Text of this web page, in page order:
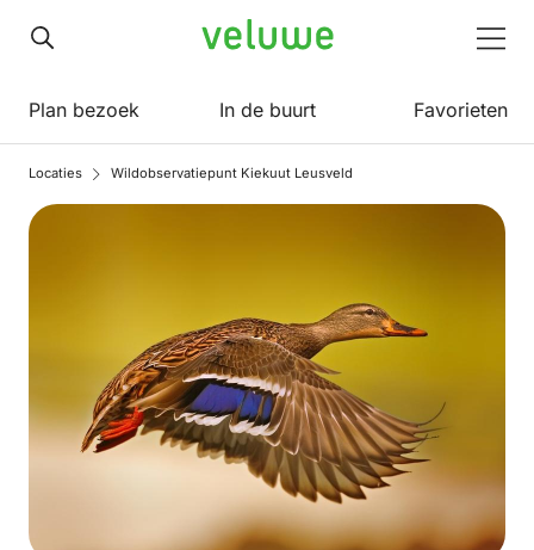
Veluwe
Plan bezoek In de buurt Favorieten
Locaties Wildobservatiepunt Kiekuut Leusveld